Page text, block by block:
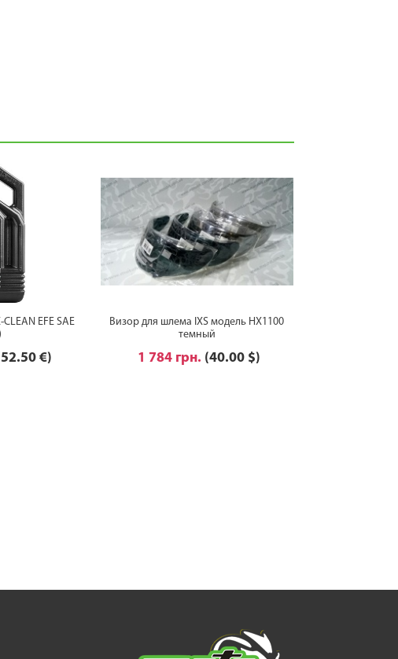
EFE SAE
€)
Визор для шлема IXS модель HX1100
темный
1 784 грн. (40.00 $)